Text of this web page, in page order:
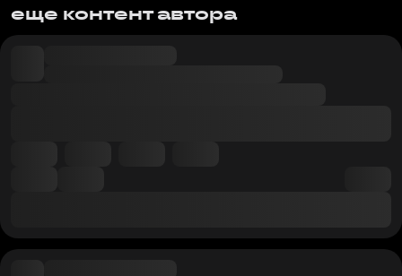
еще контент автора